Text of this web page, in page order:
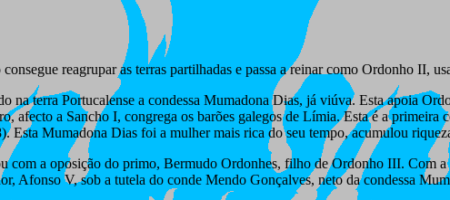
reagrupar as terras partilhadas e passa a reinar como Ordonho II,
terra Portucalense a condessa Mumadona Dias, já viúva. Esta apoia
a Sancho I, congrega os barões galegos de Límia. Esta é a primeira
Mumadona Dias foi a mulher mais rica do seu tempo, acumulou
a oposição do primo, Bermudo Ordonhes, filho de Ordonho III. Com
Afonso V, sob a tutela do conde Mendo Gonçalves, neto da condessa